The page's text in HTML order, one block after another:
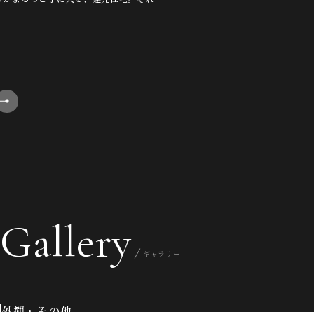
Gallery ギャラリー